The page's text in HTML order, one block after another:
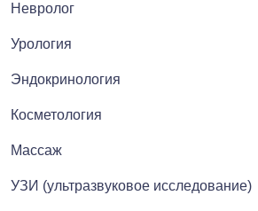
Невролог
Урология
Эндокринология
Косметология
Массаж
УЗИ (ультразвуковое исследование)